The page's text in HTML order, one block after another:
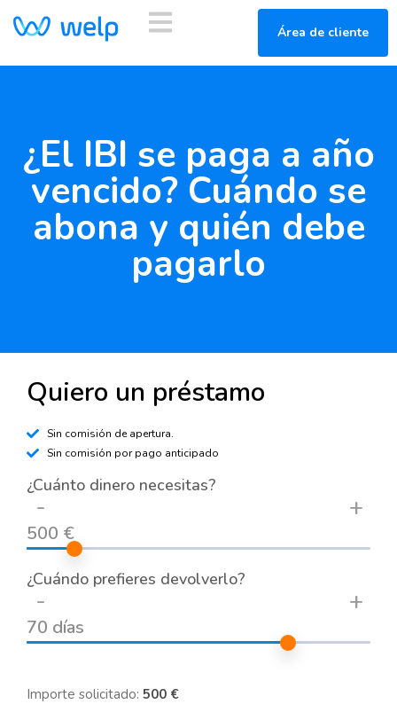
Área de cliente
¿El IBI se paga a año
vencido? Cuándo se
abona y quién debe
pagarlo
Quiero un préstamo
Sin comisión de apertura.
Sin comisión por pago anticipado
¿Cuánto dinero necesitas?
500 €
- +
¿Cuándo prefieres devolverlo?
70 días
- +
Importe solicitado: 500 €